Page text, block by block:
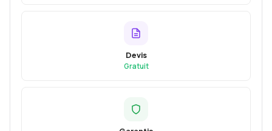
Devis
Gratuit